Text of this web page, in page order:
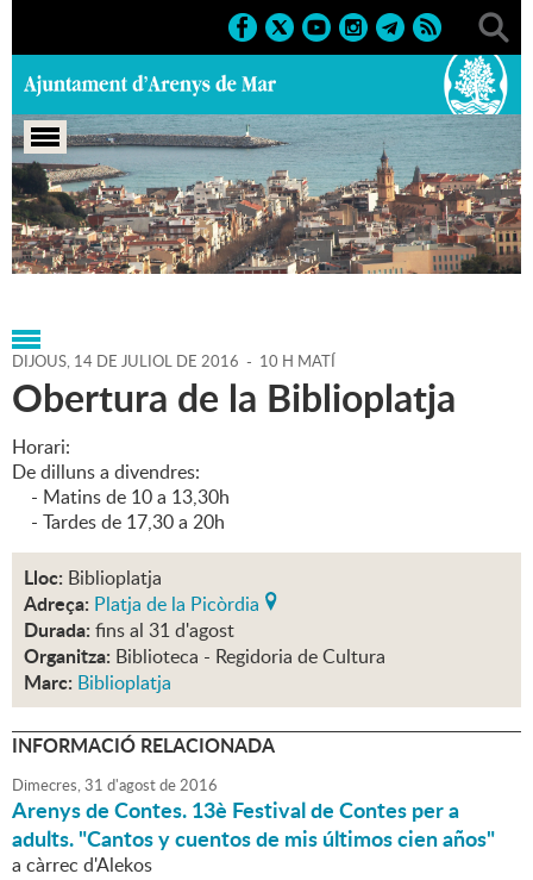
Portada > Agenda > 14-07-
2016 > Marcs > Culturals > 2016 > Biblioplatja
DIJOUS, 14 DE JULIOL DE 2016 - 10 H MATÍ
Obertura de la Biblioplatja
Horari:
De dilluns a divendres:
- Matins de 10 a 13,30h
- Tardes de 17,30 a 20h
Lloc: Biblioplatja
Adreça: Platja de la Picòrdia
Durada: fins al 31 d'agost
Organitza: Biblioteca - Regidoria de Cultura
Marc: Biblioplatja
INFORMACIÓ RELACIONADA
Dimecres,31 d'agostde2016
Arenys de Contes. 13è Festival de Contes per a
adults. "Cantos y cuentos de mis últimos cien años"
a càrrec d'Alekos